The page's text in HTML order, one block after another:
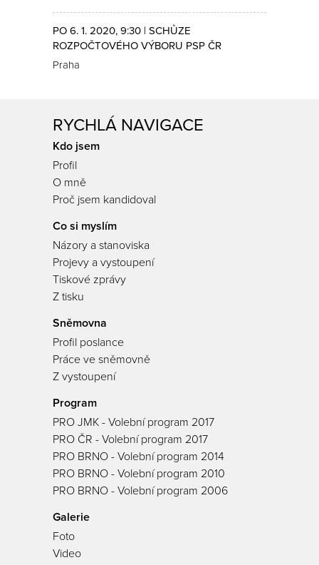
PO 6. 1. 2020, 9:30 | SCHŮZE
ROZPOČTOVÉHO VÝBORU PSP ČR
Praha
RYCHLÁ NAVIGACE
Kdo jsem
Profil
O mně
Proč jsem kandidoval
Co si myslím
Názory a stanoviska
Projevy a vystoupení
Tiskové zprávy
Z tisku
Sněmovna
Profil poslance
Práce ve sněmovně
Z vystoupení
Program
PRO JMK - Volební program 2017
PRO ČR - Volební program 2017
PRO BRNO - Volební program 2014
PRO BRNO - Volební program 2010
PRO BRNO - Volební program 2006
Galerie
Foto
Video